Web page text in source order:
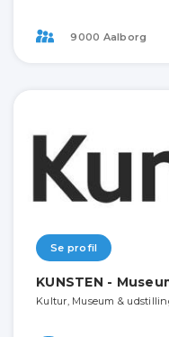
9000 Aalborg
Se profil
KUNSTEN -
Kultur, Museum &